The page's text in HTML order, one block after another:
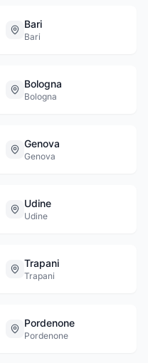
Bari
Bari
Bologna
Bologna
Genova
Genova
Udine
Udine
Trapani
Trapani
Pordenone
Pordenone